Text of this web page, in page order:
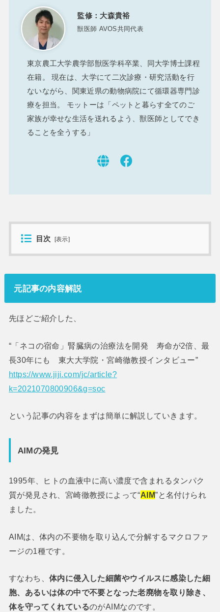
大森貴裕
獣医師 AVOS共同代表
東京農工大学農学部獣医学科卒業、同大学博士課程
在籍。 現在は、大学にて二次診療・研究活動を行
ないながら、関東近県の動物病院にて循環器専門診
療を担当。 モットーは「ペットと暮らす全てのご
家族が幸せな生活を送れるよう、獣医師としてでき
ることを全うする」
目次 [表示]
元記事の内容解説
先ほどご紹介した、
“「ネコの宿命」腎臓病の治療法を開発 寿命が2倍、最
長30年にも 東大大学院・宮崎徹教授インタビュー”
https://www.jiji.com/jc/article?
k=2021070800906&g=soc
という記事の内容をまずは簡単に解説していきます。
AIMの発見
1995年、ヒトの血液中に高い濃度で含まれるタンパク
質が発見され、宮崎徹教授によって“AIM”と名付けられ
ました。
AIMは、体内の不要物を取り込んで分解するマクロファ
ージの1種です。
すなわち、 体内に侵入した細菌やウイルスに感染した細
胞、あるいは体の中で不要となった老廃物を取り除き、
体を守ってくれているのがAIMなのです。